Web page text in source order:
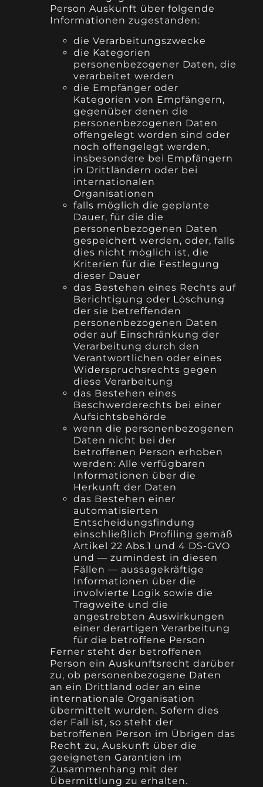
Person Auskunft über folgende
Informationen zugestanden:
die Verarbeitungszwecke
die Kategorien
personenbezogener Daten, die
verarbeitet werden
die Empfänger oder
Kategorien von Empfängern,
gegenüber denen die
personenbezogenen Daten
offengelegt worden sind oder
noch offengelegt werden,
insbesondere bei Empfängern
in Drittländern oder bei
internationalen
Organisationen
falls möglich die geplante
Dauer, für die die
personenbezogenen Daten
gespeichert werden, oder, falls
dies nicht möglich ist, die
Kriterien für die Festlegung
dieser Dauer
das Bestehen eines Rechts auf
Berichtigung oder Löschung
der sie betreffenden
personenbezogenen Daten
oder auf Einschränkung der
Verarbeitung durch den
Verantwortlichen oder eines
Widerspruchsrechts gegen
diese Verarbeitung
das Bestehen eines
Beschwerderechts bei einer
Aufsichtsbehörde
wenn die personenbezogenen
Daten nicht bei der
betroffenen Person erhoben
werden: Alle verfügbaren
Informationen über die
Herkunft der Daten
das Bestehen einer
automatisierten
Entscheidungsfindung
einschließlich Profiling gemäß
Artikel 22 Abs.1 und 4 DS-GVO
und — zumindest in diesen
Fällen — aussagekräftige
Informationen über die
involvierte Logik sowie die
Tragweite und die
angestrebten Auswirkungen
einer derartigen Verarbeitung
für die betroffene Person
Ferner steht der betroffenen
Person ein Auskunftsrecht darüber
zu, ob personenbezogene Daten
an ein Drittland oder an eine
internationale Organisation
übermittelt wurden. Sofern dies
der Fall ist, so steht der
betroffenen Person im Übrigen das
Recht zu, Auskunft über die
geeigneten Garantien im
Zusammenhang mit der
Übermittlung zu erhalten.